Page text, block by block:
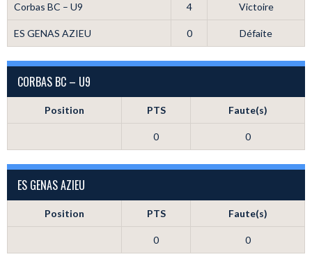
Corbas BC – U9 4 Victoire
ES GENAS AZIEU 0 Défaite
CORBAS BC – U9
Position PTS Faute(s)
0 0
ES GENAS AZIEU
Position PTS Faute(s)
0 0